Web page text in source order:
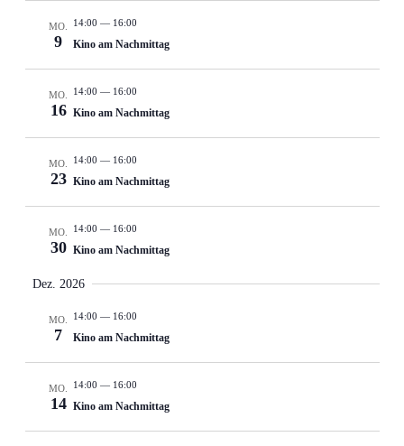
MO.
9
14:00 — 16:00
Kino am Nachmittag
MO.
16
14:00 — 16:00
Kino am Nachmittag
MO.
23
14:00 — 16:00
Kino am Nachmittag
MO.
30
14:00 — 16:00
Kino am Nachmittag
Dez. 2026
MO.
7
14:00 — 16:00
Kino am Nachmittag
MO.
14
14:00 — 16:00
Kino am Nachmittag